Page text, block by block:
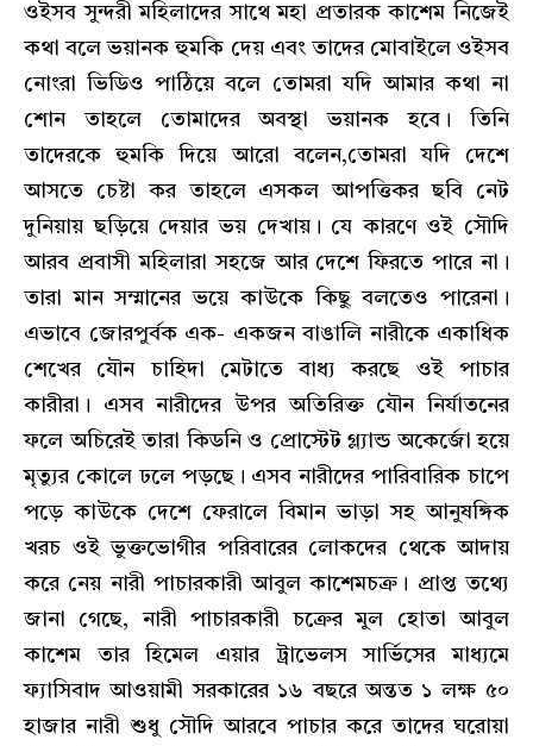
ওইসব সুন্দরী মহিলাদের সাথে মহা প্রতারক কাশেম নিজেই
কথা বলে ভয়ানক হুমকি দেয় এবং তাদের মোবাইলে ওইসব
নোংরা ভিডিও পাঠিয়ে বলে তোমরা যদি আমার কথা না
শোন তাহলে তোমাদের অবস্থা ভয়ানক হবে। তিনি
তাদেরকে হুমকি দিয়ে আরো বলেন,তোমরা যদি দেশে
আসতে চেষ্টা কর তাহলে এসকল আপত্তিকর ছবি নেট
দুনিয়ায় ছড়িয়ে দেয়ার ভয় দেখায়। যে কারণে ওই সৌদি
আরব প্রবাসী মহিলারা সহজে আর দেশে ফিরতে পারে না।
তারা মান সম্মানের ভয়ে কাউকে কিছু বলতেও পারেনা।
এভাবে জোরপুর্বক এক- একজন বাঙালি নারীকে একাধিক
শেখের যৌন চাহিদা মেটাতে বাধ্য করছে ওই পাচার
কারীরা। এসব নারীদের উপর অতিরিক্ত যৌন নির্যাতনের
ফলে অচিরেই তারা কিডনি ও প্রোস্টেট গ্ল্যান্ড অকের্জো হয়ে
মৃত্যুর কোলে ঢলে পড়ছে। এসব নারীদের পারিবারিক চাপে
পড়ে কাউকে দেশে ফেরালে বিমান ভাড়া সহ আনুষঙ্গিক
খরচ ওই ভুক্তভোগীর পরিবারের লোকদের থেকে আদায়
করে নেয় নারী পাচারকারী আবুল কাশেমচক্র। প্রাপ্ত তথ্যে
জানা গেছে, নারী পাচারকারী চক্রের মুল হোতা আবুল
কাশেম তার হিমেল এয়ার ট্রাভেলস সার্ভিসের মাধ্যমে
ফ্যাসিবাদ আওয়ামী সরকারের ১৬ বছরে অন্তত ১ লক্ষ ৫০
হাজার নারী শুধু সৌদি আরবে পাচার করে তাদের ঘরোয়া